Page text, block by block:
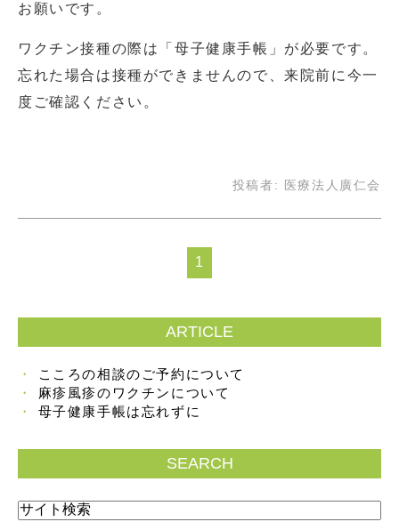
お願いです。
ワクチン接種の際は「母子健康手帳」が必要です。
忘れた場合は接種ができませんので、来院前に今一
度ご確認ください。
投稿者: 医療法人廣仁会
1
ARTICLE
こころの相談のご予約について
麻疹風疹のワクチンについて
母子健康手帳は忘れずに
SEARCH